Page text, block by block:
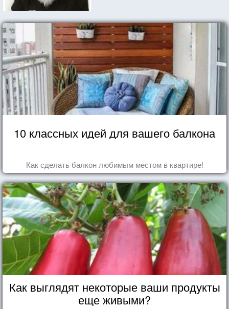
10 классных идей для вашего балкона
Как сделать балкон любимым местом в квартире!
Как выглядят некоторые ваши продукты
еще живыми?